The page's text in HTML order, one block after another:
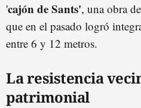
'cajón de Sants', una obra
que en el pasado logró
entre 6 y 12 metros.
La resistencia
patrimonial